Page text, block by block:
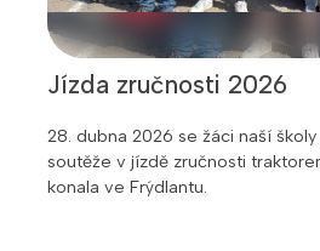
Jízda zručnosti 2026
28. dubna 2026 se žáci naší
soutěže v jízdě zručnosti
konala ve Frýdlantu.